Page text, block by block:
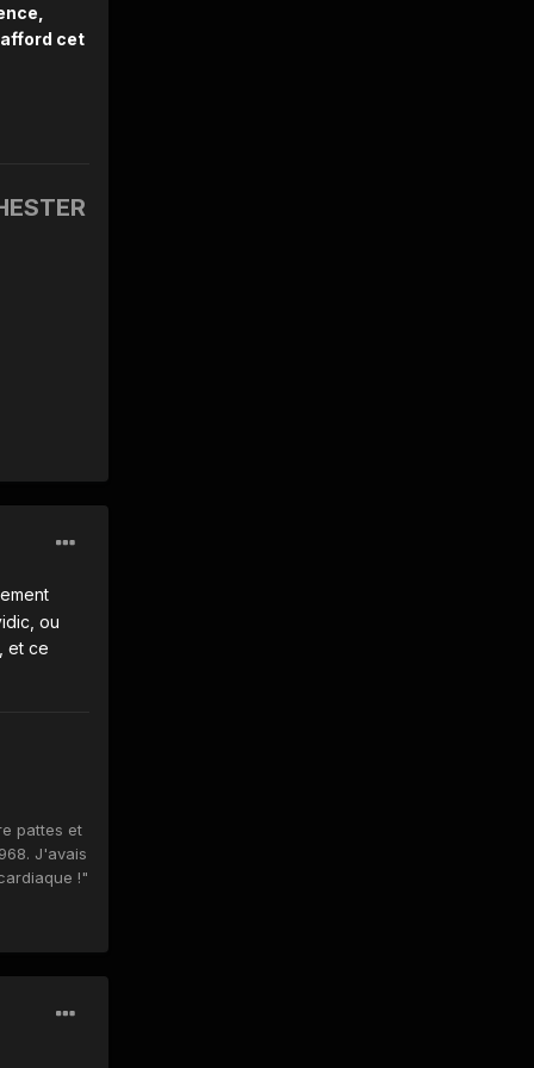
cet
ou
et ce
pattes et
J'avais
!"